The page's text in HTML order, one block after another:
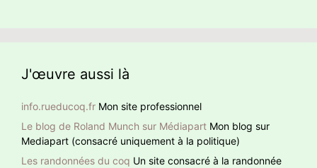
J'œuvre aussi là
info.rueducoq.fr Mon site professionnel
Le blog de Roland Munch sur Médiapart Mon blog sur
Mediapart (consacré uniquement à la politique)
Les randonnées du coq Un site consacré à la randonnée